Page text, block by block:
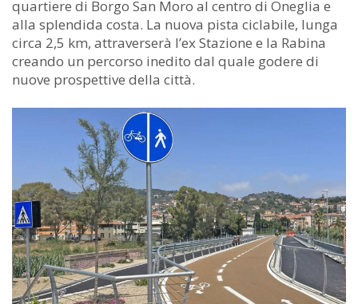
quartiere di Borgo San Moro al centro di Oneglia e
alla splendida costa. La nuova pista ciclabile, lunga
circa 2,5 km, attraverserà l’ex Stazione e la Rabina
creando un percorso inedito dal quale godere di
nuove prospettive della città.